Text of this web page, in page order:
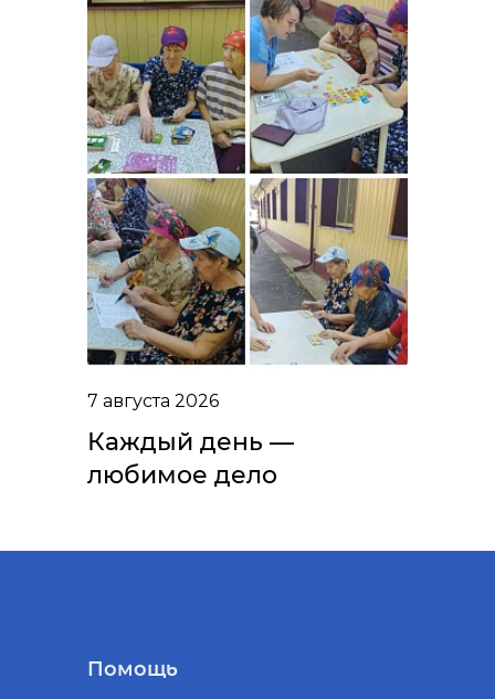
7 августа 2026
Каждый день —
любимое дело
Помощь